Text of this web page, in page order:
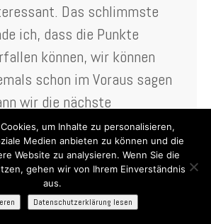
Das schlimmste
ich, dass die Punkte
können, wir können
schon im Voraus sagen
wir die nächste
planen können.
“Fan” von MSC werde ich
für die nächste Fahrt die
sicher machen werden,
Reederei Angebote
um Inhalte zu personalisieren,
Medien anbieten zu können und die
Website zu analysieren. Wenn Sie die
gehen wir von Ihrem Einverständnis
aus.
Datenschutzerklärung lesen